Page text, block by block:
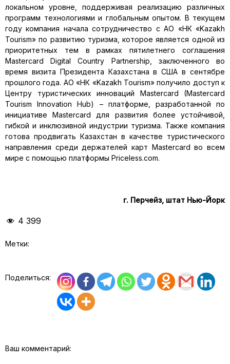
локальном уровне, поддерживая реализацию различных
программ технологиями и глобальным опытом. В текущем
году компания начала сотрудничество с АО «НК «Kazakh
Tourism» по развитию туризма, которое является одной из
приоритетных тем в рамках пятилетнего соглашения
Mastercard Digital Country Partnership, заключенного во
время визита Президента Казахстана в США в сентябре
прошлого года. АО «НК «Kazakh Tourism» получило доступ к
Центру туристических инноваций Mastercard (Mastercard
Tourism Innovation Hub) – платформе, разработанной по
инициативе Mastercard для развития более устойчивой,
гибкой и инклюзивной индустрии туризма. Также компания
готова продвигать Казахстан в качестве туристического
направления среди держателей карт Mastercard во всем
мире с помощью платформы Priceless.com.
г. Перчейз, штат Нью-Йорк
4 399
Метки:
Поделиться:
Ваш комментарий: